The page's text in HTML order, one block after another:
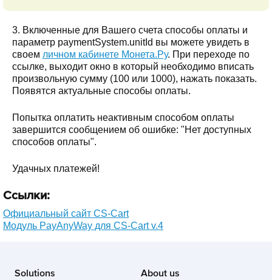
3. Включенные для Вашего счета способы оплаты и
параметр paymentSystem.unitId вы можете увидеть в
своем личном кабинете Монета.Ру. При переходе по
ссылке, выходит окно в который необходимо вписать
произвольную сумму (100 или 1000), нажать показать.
Появятся актуальные способы оплаты.
Попытка оплатить неактивным способом оплаты
завершится сообщением об ошибке: "Нет доступных
способов оплаты".
Удачных платежей!
Ссылки:
Официальный сайт CS-Cart
Модуль PayAnyWay для CS-Cart v.4
Solutions
About us